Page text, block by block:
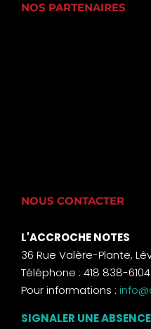
NOS PARTENAIRES
NOUS CONTACTER
L'ACCROCHE NOTES
36 Rue Valère-Plante,
Téléphone : 418 838-6104
Pour informations :
SIGNALER UNE ABSENCE